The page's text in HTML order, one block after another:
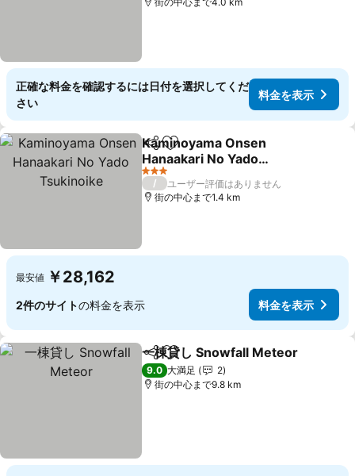
正確な料金を確認するには日付を選択してくだ
さい
料金を表示
シェアお気に入りに追加
Kaminoyama Onsen
Hanaakari No Yado
Tsukinoike
3 ホテルのランク
/
ユーザー評価はありません
街の中心まで1.4 km
最安値 ￥28,162
2件のサイトの料金を表示 料金を表示
シェアお気に入りに追加
一棟貸し Snowfall Meteor
9.0 大満足
2
街の中心まで9.8 km